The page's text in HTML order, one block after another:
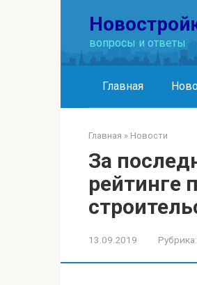
вопросы и ответы
Главная
Главная » Новости
За
рейтинге
13.09.2019 Рубрика: